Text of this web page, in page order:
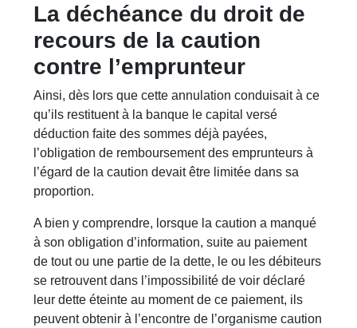
La déchéance du droit de
recours de la caution
contre l’emprunteur
Ainsi, dès lors que cette annulation conduisait à ce
qu’ils restituent à la banque le capital versé
déduction faite des sommes déjà payées,
l’obligation de remboursement des emprunteurs à
l’égard de la caution devait être limitée dans sa
proportion.
A bien y comprendre, lorsque la caution a manqué
à son obligation d’information, suite au paiement
de tout ou une partie de la dette, le ou les débiteurs
se retrouvent dans l’impossibilité de voir déclaré
leur dette éteinte au moment de ce paiement, ils
peuvent obtenir à l’encontre de l’organisme caution